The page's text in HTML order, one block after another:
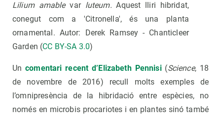
Lilium amablevar luteum. Aquest lliri hibridat,
conegut com a 'Citronella', és una planta
ornamental. Autor: Derek Ramsey - Chanticleer
Garden (CC BY-SA 3.0)
Uncomentari recent d’Elizabeth Pennisi(Science, 18
de novembre de 2016) recull molts exemples de
l’omnipresència de la hibridació entre espècies, no
només en microbis procariotes i en plantes sinó també